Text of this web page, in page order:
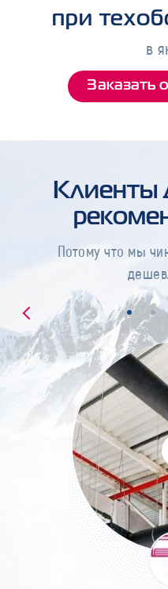
при
в
Заказать
Клиенты
Потому что мы